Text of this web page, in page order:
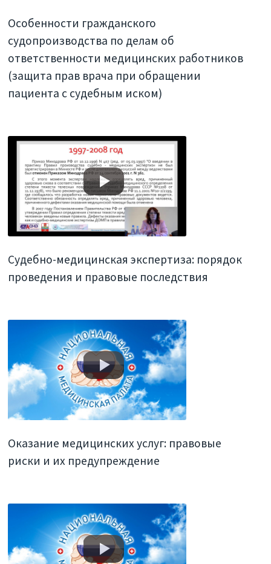
Особенности гражданского
судопроизводства по делам об
ответственности медицинских работников
(защита прав врача при обращении
пациента с судебным иском)
Судебно-медицинская экспертиза: порядок
проведения и правовые последствия
Оказание медицинских услуг: правовые
риски и их предупреждение